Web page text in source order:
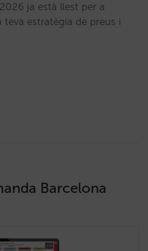
ja està llest per a
estratègia de preus i
Barcelona